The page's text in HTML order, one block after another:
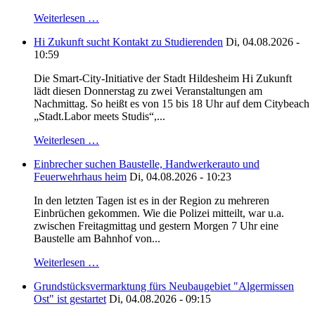
Weiterlesen …
Hi Zukunft sucht Kontakt zu Studierenden Di, 04.08.2026 -
10:59
Die Smart-City-Initiative der Stadt Hildesheim Hi Zukunft
lädt diesen Donnerstag zu zwei Veranstaltungen am
Nachmittag. So heißt es von 15 bis 18 Uhr auf dem Citybeach
„Stadt.Labor meets Studis“,...
Weiterlesen …
Einbrecher suchen Baustelle, Handwerkerauto und
Feuerwehrhaus heim Di, 04.08.2026 - 10:23
In den letzten Tagen ist es in der Region zu mehreren
Einbrüchen gekommen. Wie die Polizei mitteilt, war u.a.
zwischen Freitagmittag und gestern Morgen 7 Uhr eine
Baustelle am Bahnhof von...
Weiterlesen …
Grundstücksvermarktung fürs Neubaugebiet "Algermissen
Ost" ist gestartet Di, 04.08.2026 - 09:15